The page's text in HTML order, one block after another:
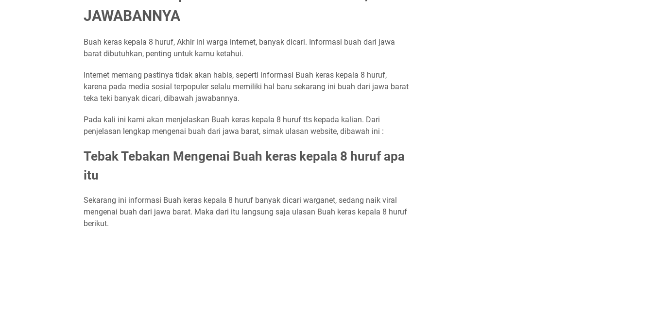
JAWABANNYA
Buah keras kepala 8 huruf, Akhir ini warga internet, banyak dicari. Informasi buah dari jawa
barat dibutuhkan, penting untuk kamu ketahui.
Internet memang pastinya tidak akan habis, seperti informasi Buah keras kepala 8 huruf,
karena pada media sosial terpopuler selalu memiliki hal baru sekarang ini buah dari jawa barat
teka teki banyak dicari, dibawah jawabannya.
Pada kali ini kami akan menjelaskan Buah keras kepala 8 huruf tts kepada kalian. Dari
penjelasan lengkap mengenai buah dari jawa barat, simak ulasan website, dibawah ini :
Tebak Tebakan Mengenai Buah keras kepala 8 huruf apa
itu
Sekarang ini informasi Buah keras kepala 8 huruf banyak dicari warganet, sedang naik viral
mengenai buah dari jawa barat. Maka dari itu langsung saja ulasan Buah keras kepala 8 huruf
berikut.